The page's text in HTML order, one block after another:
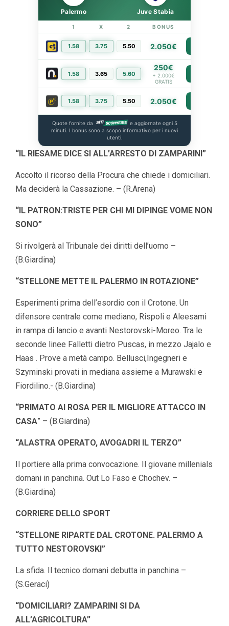
Palermo Juve Stabia
1 X 2 BONUS
1.58 3.75 5.50 2.050€
1.58 3.65 5.60
250€
+ 2.000€
GRATIS
1.58 3.75 5.50 2.050€
Quote fornite da
e aggiornate ogni 5
minuti. I bonus sono a scopo informativo per i nuovi
utenti.
“IL RIESAME DICE SI ALL’ARRESTO DI ZAMPARINI”
Accolto il ricorso della Procura che chiede i domiciliari.
Ma deciderà la Cassazione. – (R.Arena)
“IL PATRON:TRISTE PER CHI MI DIPINGE VOME NON
SONO”
Si rivolgerà al Tribunale dei diritti dell’uomo –
(B.Giardina)
“STELLONE METTE IL PALERMO IN ROTAZIONE”
Esperimenti prima dell’esordio con il Crotone. Un
difensore centrale come mediano, Rispoli e Aleesami
in rampa di lancio e avanti Nestorovski-Moreo. Tra le
seconde linee Falletti dietro Puscas, in mezzo Jajalo e
Haas . Prove a metà campo. Bellusci,Ingegneri e
Szyminski provati in mediana assieme a Murawski e
Fiordilino.- (B.Giardina)
“PRIMATO AI ROSA PER IL MIGLIORE ATTACCO IN
CASA” – (B.Giardina)
“ALASTRA OPERATO, AVOGADRI IL TERZO”
Il portiere alla prima convocazione. Il giovane millenials
domani in panchina. Out Lo Faso e Chochev. –
(B.Giardina)
CORRIERE DELLO SPORT
“STELLONE RIPARTE DAL CROTONE. PALERMO A
TUTTO NESTOROVSKI”
La sfida. Il tecnico domani debutta in panchina –
(S.Geraci)
“DOMICILIARI? ZAMPARINI SI DA
ALL’AGRICOLTURA”